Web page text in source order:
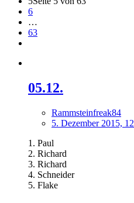
6
…
63
05.12.
Rammsteinfreak84
5. Dezember 2015,
1. Paul
2. Richard
3. Richard
4. Schneider
5. Flake